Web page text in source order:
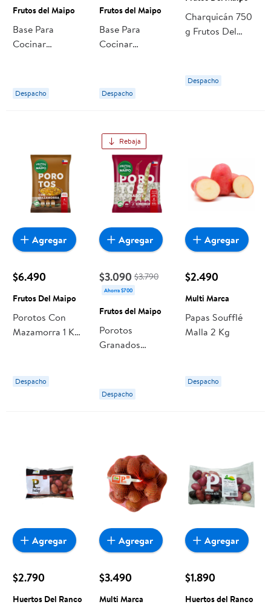
Frutos del Maipo
Base Para
Cocinar
g Frutos del
Maipo
Despacho
Frutos del Maipo
Base Para
Cocinar
Maipo
Despacho
Charquicán 750
g Frutos Del
Despacho
$6.490
Frutos Del Maipo
Porotos Con
Mazamorra 1 Kg
Despacho
Agregar
Rebaja
$3.090 $3.790
Ahorra $700
Frutos del Maipo
Porotos
Granados
Bolsa 500 g
Frutos del Maipo
Despacho
Agregar
$2.490
Multi Marca
Papas Soufflé
Malla 2 Kg
Despacho
Agregar
$2.790
Huertos Del Ranco
Agregar
$3.490
Multi Marca
Agregar
$1.890
Huertos del Ranco
Agregar